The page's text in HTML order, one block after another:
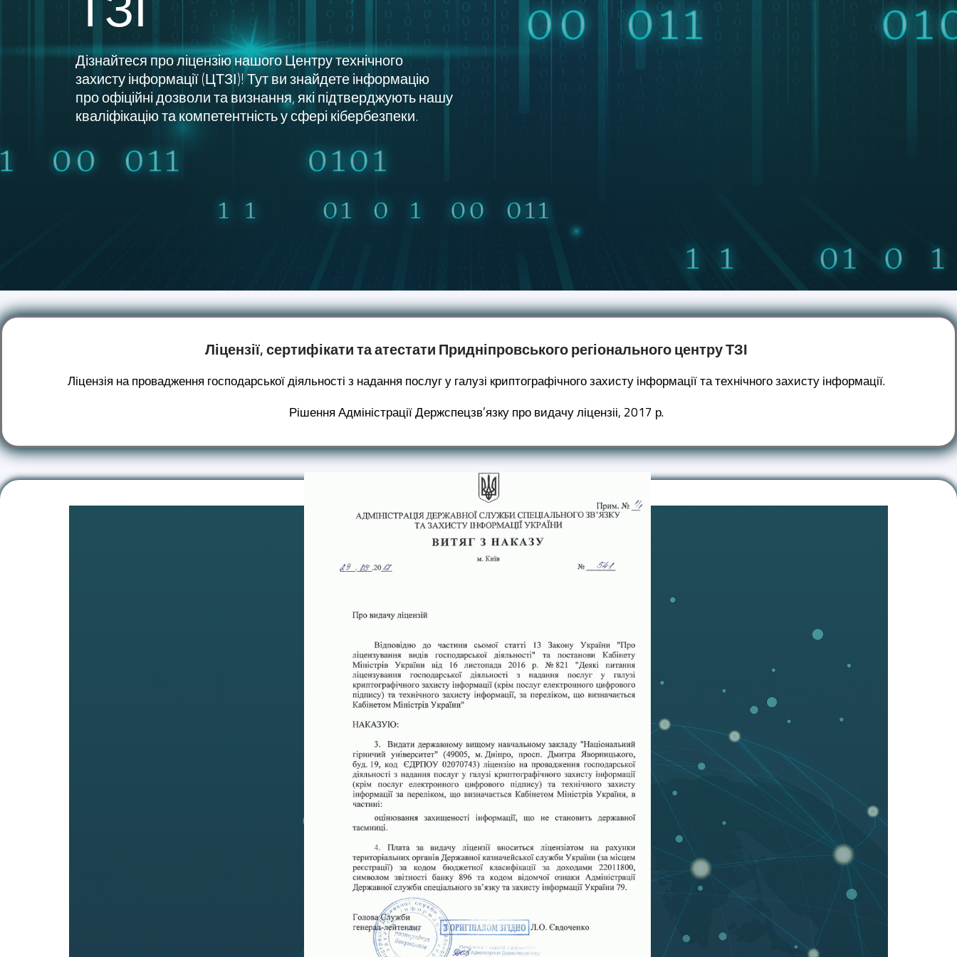
Дізнайтеся про ліцензію нашого Центру технічного
захисту інформації (ЦТЗІ)! Тут ви знайдете інформацію
про офіційні дозволи та визнання, які підтверджують нашу
кваліфікацію та компетентність у сфері кібербезпеки.
Ліцензії, сертифікати та атестати Придніпровського регіонального центру ТЗІ
Ліцензія на провадження господарської діяльності з надання послуг у галузі криптографічного захисту інформації та технічного захисту інформації.
Рішення Адміністрації Держспецзв’язку про видачу ліцензіі, 2017 р.